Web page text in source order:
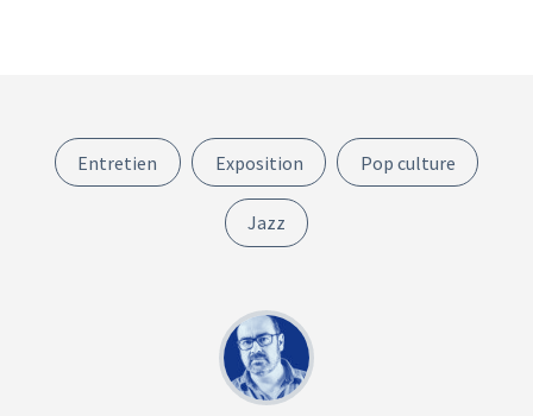
Entretien Exposition Pop culture
Jazz